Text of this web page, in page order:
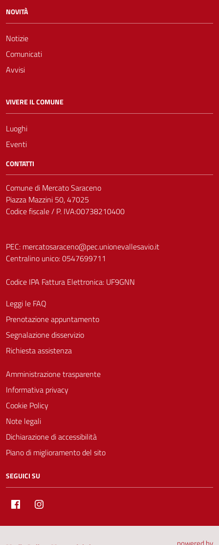
NOVITÀ
Notizie
Comunicati
Avvisi
VIVERE IL COMUNE
Luoghi
Eventi
CONTATTI
Comune di Mercato Saraceno
Piazza Mazzini 50, 47025
Codice fiscale / P. IVA:00738210400
PEC: mercatosaraceno@pec.unionevallesavio.it
Centralino unico: 0547699711
Codice IPA Fattura Elettronica: UF9GNN
Leggi le FAQ
Prenotazione appuntamento
Segnalazione disservizio
Richiesta assistenza
Amministrazione trasparente
Informativa privacy
Cookie Policy
Note legali
Dichiarazione di accessibilità
Piano di miglioramento del sito
SEGUICI SU
Facebook